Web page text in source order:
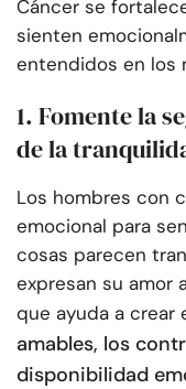
Cáncer se
sienten
entendidos en los
1. Fomente la
de la
Los hombres con
emocional para
cosas parecen
expresan su amor
que ayuda a crear
amables, los
disponibilidad